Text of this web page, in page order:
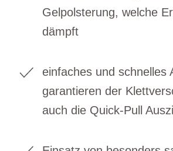
Gelpolsterung, welche
dämpft
einfaches und schnelles
garantieren der
auch die Quick-Pull